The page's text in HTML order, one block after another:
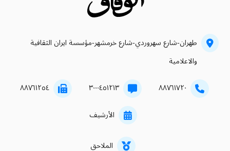
طهران-شارع سهروردي-شارع خرمشهر-مؤسسة ايران الثقافية
والاعلامية
۸۸۷٦۱۷۲۰ ۳۰۰۰٤٥۱۲۱۳ ۸۸۷٦۱۲٥٤
الأرشيف
الملاحق